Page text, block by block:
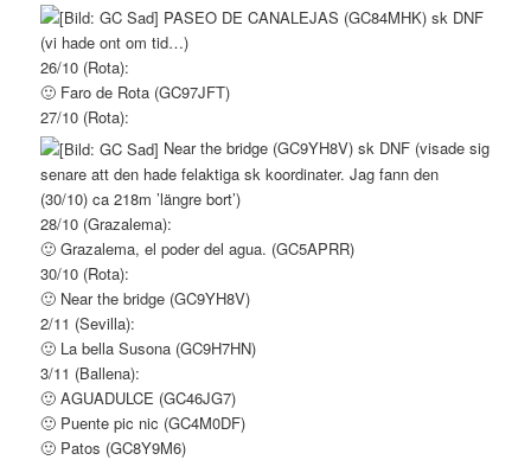
PASEO DE CANALEJAS (GC84MHK) sk DNF
(vi hade ont om tid…)
26/10 (Rota):
🙂 Faro de Rota (GC97JFT)
27/10 (Rota):
Near the bridge (GC9YH8V) sk DNF (visade sig
senare att den hade felaktiga sk koordinater. Jag fann den
(30/10) ca 218m ’längre bort’)
28/10 (Grazalema):
🙂 Grazalema, el poder del agua. (GC5APRR)
30/10 (Rota):
🙂 Near the bridge (GC9YH8V)
2/11 (Sevilla):
🙂 La bella Susona (GC9H7HN)
3/11 (Ballena):
🙂 AGUADULCE (GC46JG7)
🙂 Puente pic nic (GC4M0DF)
🙂 Patos (GC8Y9M6)